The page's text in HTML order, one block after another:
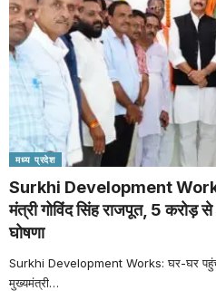
मध्य प्रदेश
Surkhi Development
मंत्री गोविंद सिंह राजपूत, 5 करोड़
घोषणा
Surkhi Development Works: घर-घर
मुख्यमंत्री…